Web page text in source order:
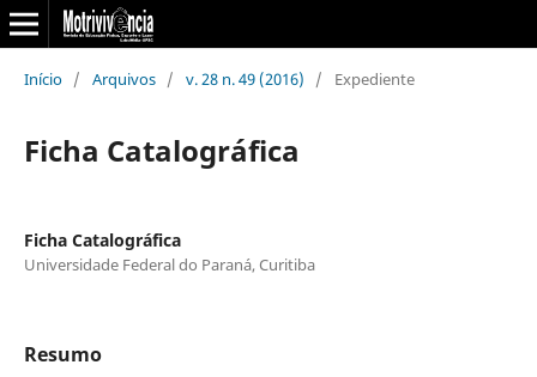
Início / Arquivos / v. 28 n. 49 (2016) / Expediente
Ficha Catalográfica
Ficha Catalográfica
Universidade Federal do Paraná, Curitiba
Resumo